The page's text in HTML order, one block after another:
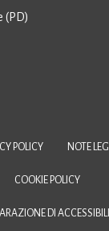
(PD)
POLICY NOTE
COOKIE POLICY
DI